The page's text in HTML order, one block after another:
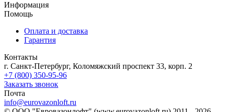
Информация
Помощь
Оплата и доставка
Гарантия
Контакты
г. Санкт-Петербург, Коломяжский проспект 33, корп. 2
+7 (800) 350-95-96
Заказать звонок
Почта
info@eurovazonloft.ru